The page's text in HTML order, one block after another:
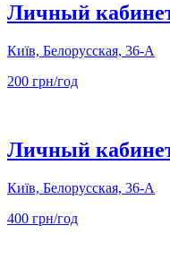
Личный
Київ, Белорусская, 36-А
200 грн/год
Личный
Київ, Белорусская, 36-А
400 грн/год